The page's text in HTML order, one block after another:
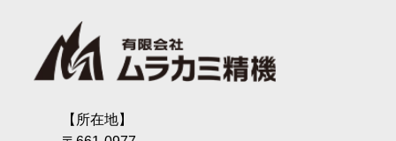
【所在地】